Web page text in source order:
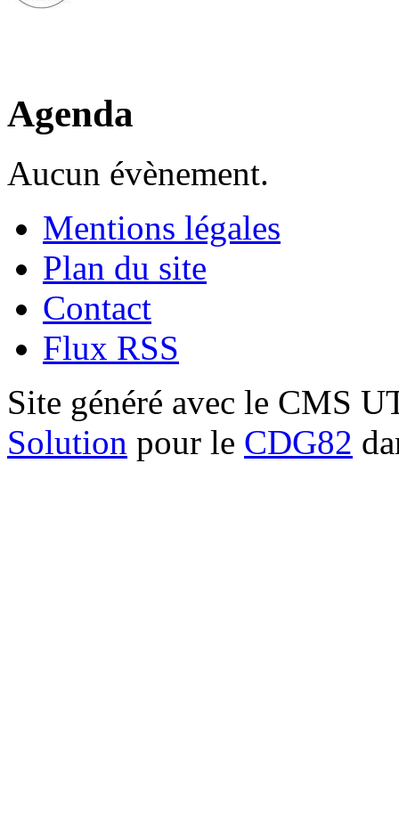
Agenda
Aucun évènement.
Mentions légales
Plan du site
Contact
Flux RSS
Site généré avec le CMS
Solution pour le CDG82